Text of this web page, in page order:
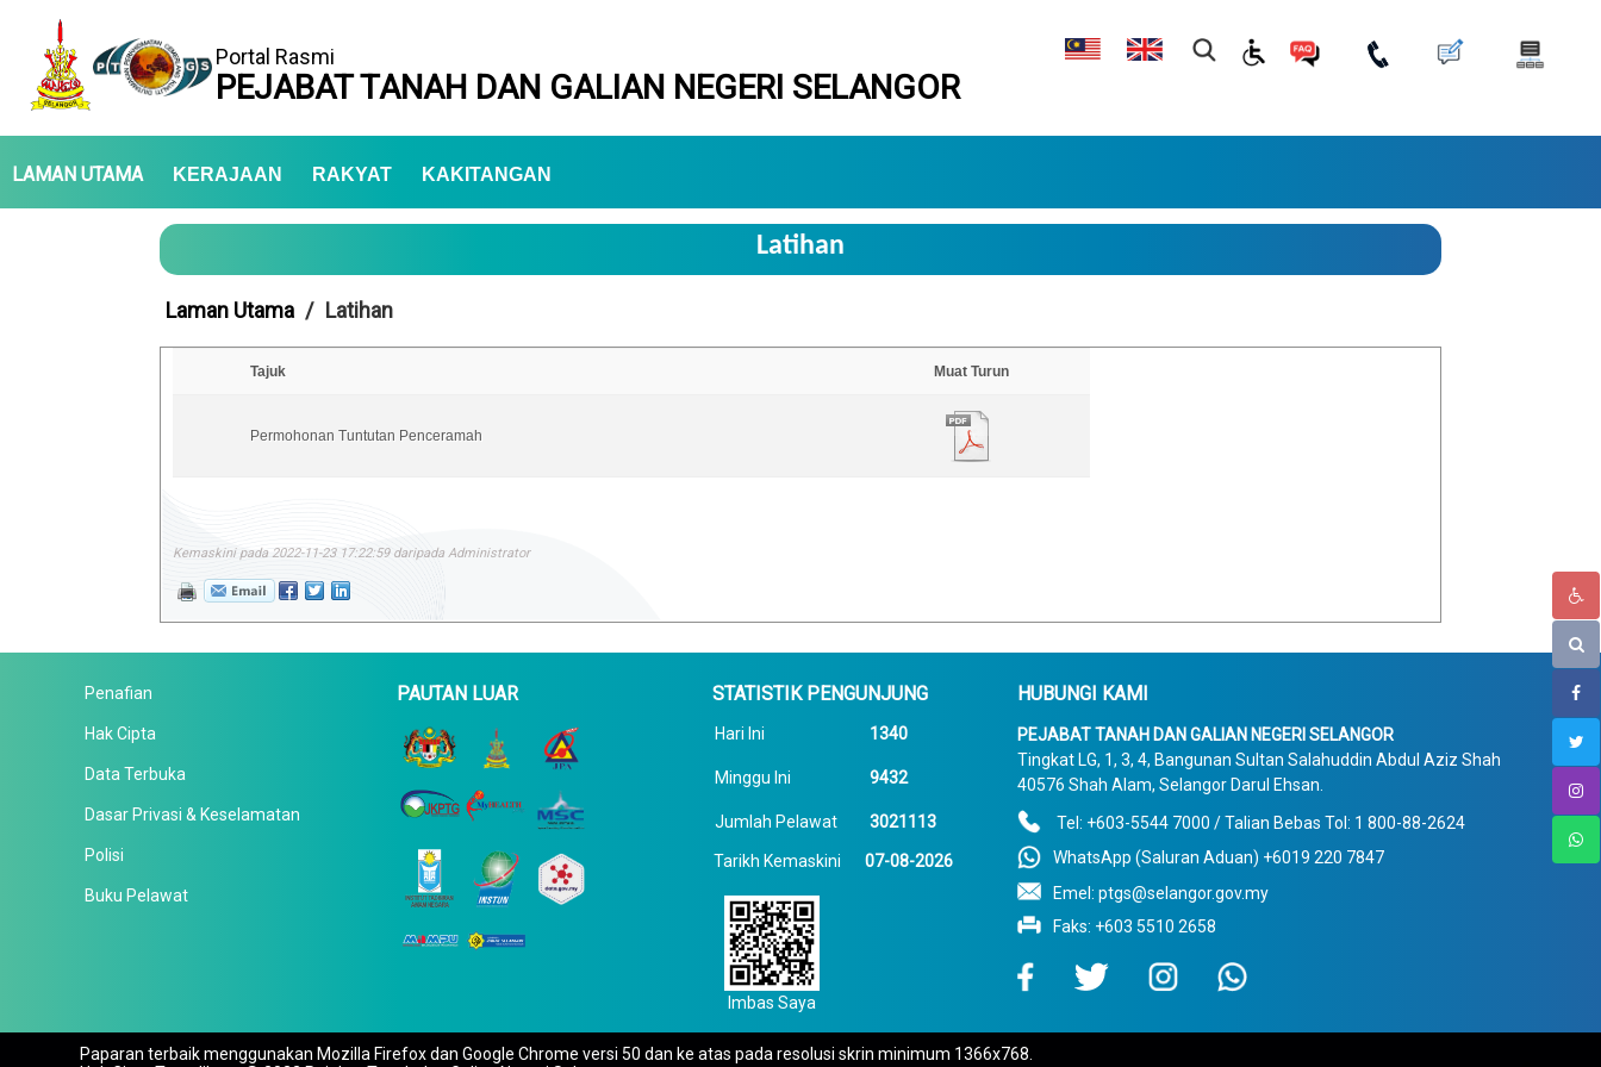
Portal Rasmi
PEJABAT TANAH DAN GALIAN NEGERI SELANGOR
LAMAN UTAMA KERAJAAN RAKYAT KAKITANGAN
Latihan
Laman Utama Latihan
Tajuk Muat Turun
Permohonan Tuntutan Penceramah
Kemaskini pada 2022-11-23 17:22:59 daripada Administrator
Penafian
Hak Cipta
Data Terbuka
Dasar Privasi & Keselamatan
Polisi
Buku Pelawat
PAUTAN LUAR STATISTIK PENGUNJUNG
Hari Ini 1340
Minggu Ini 9432
Jumlah Pelawat 3021113
Tarikh Kemaskini 07-08-2026
Imbas Saya
HUBUNGI KAMI
PEJABAT TANAH DAN GALIAN NEGERI SELANGOR
Tingkat LG, 1, 3, 4, Bangunan Sultan Salahuddin Abdul Aziz Shah
40576 Shah Alam, Selangor Darul Ehsan.
Tel: +603-5544 7000 / Talian Bebas Tol: 1 800-88-2624
WhatsApp (Saluran Aduan) +6019 220 7847
Emel: ptgs@selangor.gov.my
Faks: +603 5510 2658
Paparan terbaik menggunakan Mozilla Firefox dan Google Chrome versi 50 dan ke atas pada resolusi skrin minimum 1366x768.